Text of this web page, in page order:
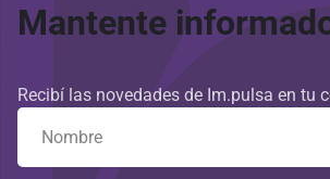
Mantente
Recibí las novedades de Im.pulsa en tu